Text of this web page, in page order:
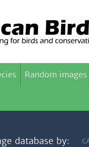
Random images
database by: